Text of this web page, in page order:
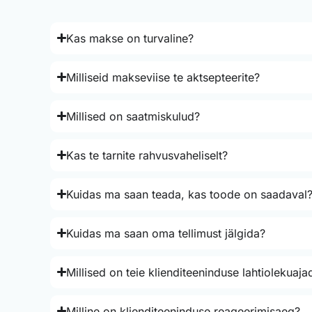
Kas makse on turvaline?
Milliseid makseviise te aktsepteerite?
Millised on saatmiskulud?
Kas te tarnite rahvusvaheliselt?
Kuidas ma saan teada, kas toode on
Kuidas ma saan oma tellimust jälgida?
Millised on teie klienditeeninduse